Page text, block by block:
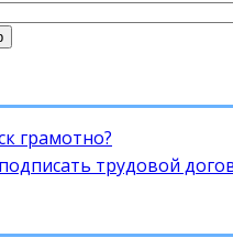
грамотно?
трудовой